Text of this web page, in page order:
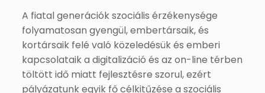
A fiatal generációk szociális érzékenysége
folyamatosan gyengül, embertársaik, és
kortársaik felé való közeledésük és emberi
kapcsolataik a digitalizáció és az on-line térben
töltött idő miatt fejlesztésre szorul, ezért
pályázatunk egyik fő célkitűzése a szociális